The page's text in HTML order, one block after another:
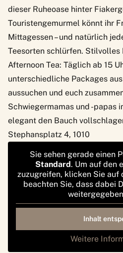
dieser Ruheoase hinter
Touristengemurmel könnt ihr
Mittagessen – und natürlich
Teesorten schlürfen.
Afternoon Tea: Täglich ab 15
unterschiedliche Packages
aussuchen und euch
Schwiegermamas und -papas
elegant den Bauch
Stephansplatz 4, 1010
Sie sehen gerade einen
Standard. Um auf den
zuzugreifen, klicken Sie auf
beachten Sie, dass dabei
Inhalt
Weitere